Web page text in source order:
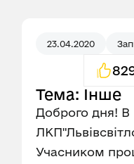
23.04.2020
Тема: Інше
Доброго дня! В
Учасником